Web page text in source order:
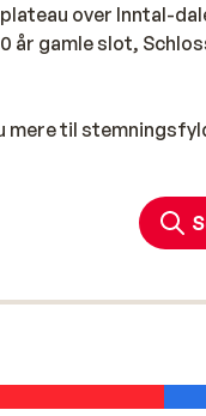
over Inntal-
år gamle slot,
til
, som består af
Det populære
cirka 279
de mange kilometer
omfangsrige og
kunne bruge mere